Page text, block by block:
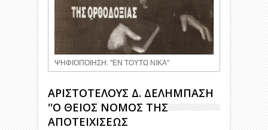
ΨΗΦΙΟΠΟΙΗΣΗ: ''ΕΝ ΤΟΥΤΩ ΝΙΚΑ''
ΑΡΙΣΤΟΤΕΛΟΥΣ Δ. ΔΕΛΗΜΠΑΣΗ
''Ο ΘΕΙΟΣ ΝΟΜΟΣ ΤΗΣ
ΑΠΟΤΕΙΧΙΣΕΩΣ